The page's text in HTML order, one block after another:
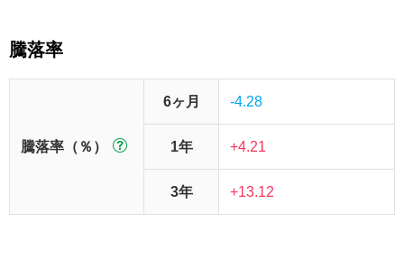
騰落率
騰落率（％）
6ヶ月 -4.28
1年 +4.21
3年 +13.12